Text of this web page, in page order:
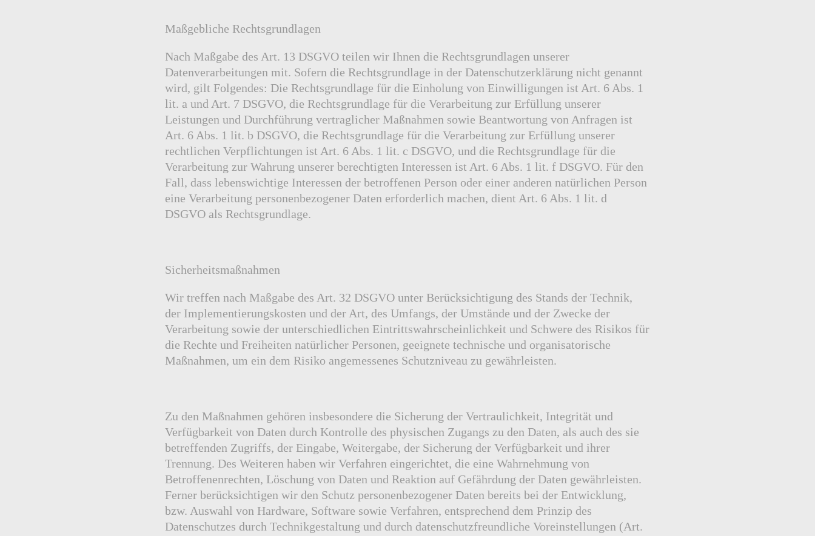
Maßgebliche Rechtsgrundlagen
Nach Maßgabe des Art. 13 DSGVO teilen wir Ihnen die Rechtsgrundlagen unserer
Datenverarbeitungen mit. Sofern die Rechtsgrundlage in der Datenschutzerklärung nicht genannt
wird, gilt Folgendes: Die Rechtsgrundlage für die Einholung von Einwilligungen ist Art. 6 Abs. 1
lit. a und Art. 7 DSGVO, die Rechtsgrundlage für die Verarbeitung zur Erfüllung unserer
Leistungen und Durchführung vertraglicher Maßnahmen sowie Beantwortung von Anfragen ist
Art. 6 Abs. 1 lit. b DSGVO, die Rechtsgrundlage für die Verarbeitung zur Erfüllung unserer
rechtlichen Verpflichtungen ist Art. 6 Abs. 1 lit. c DSGVO, und die Rechtsgrundlage für die
Verarbeitung zur Wahrung unserer berechtigten Interessen ist Art. 6 Abs. 1 lit. f DSGVO. Für den
Fall, dass lebenswichtige Interessen der betroffenen Person oder einer anderen natürlichen Person
eine Verarbeitung personenbezogener Daten erforderlich machen, dient Art. 6 Abs. 1 lit. d
DSGVO als Rechtsgrundlage.
Sicherheitsmaßnahmen
Wir treffen nach Maßgabe des Art. 32 DSGVO unter Berücksichtigung des Stands der Technik,
der Implementierungskosten und der Art, des Umfangs, der Umstände und der Zwecke der
Verarbeitung sowie der unterschiedlichen Eintrittswahrscheinlichkeit und Schwere des Risikos für
die Rechte und Freiheiten natürlicher Personen, geeignete technische und organisatorische
Maßnahmen, um ein dem Risiko angemessenes Schutzniveau zu gewährleisten.
Zu den Maßnahmen gehören insbesondere die Sicherung der Vertraulichkeit, Integrität und
Verfügbarkeit von Daten durch Kontrolle des physischen Zugangs zu den Daten, als auch des sie
betreffenden Zugriffs, der Eingabe, Weitergabe, der Sicherung der Verfügbarkeit und ihrer
Trennung. Des Weiteren haben wir Verfahren eingerichtet, die eine Wahrnehmung von
Betroffenenrechten, Löschung von Daten und Reaktion auf Gefährdung der Daten gewährleisten.
Ferner berücksichtigen wir den Schutz personenbezogener Daten bereits bei der Entwicklung,
bzw. Auswahl von Hardware, Software sowie Verfahren, entsprechend dem Prinzip des
Datenschutzes durch Technikgestaltung und durch datenschutzfreundliche Voreinstellungen (Art.